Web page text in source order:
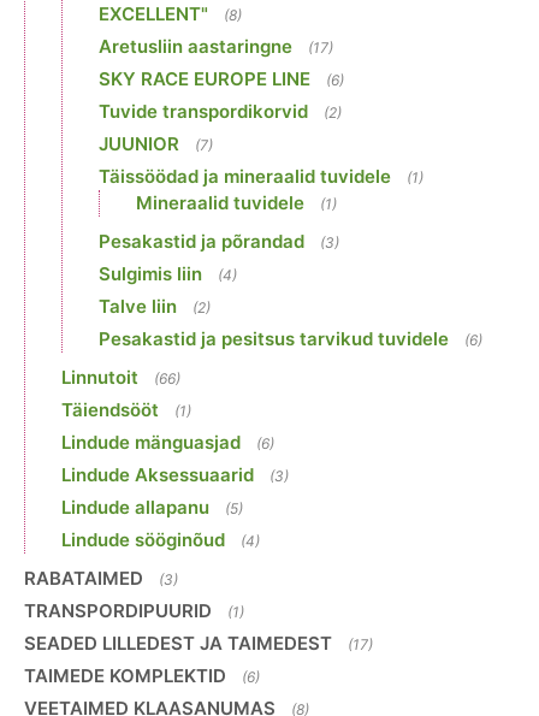
EXCELLENT"
(8)
Aretusliin aastaringne (17)
SKY RACE EUROPE LINE (6)
Tuvide transpordikorvid (2)
JUUNIOR (7)
Täissöödad ja mineraalid tuvidele (1)
Mineraalid tuvidele (1)
Pesakastid ja põrandad (3)
Sulgimis liin (4)
Talve liin (2)
Pesakastid ja pesitsus tarvikud tuvidele (6)
Linnutoit (66)
Täiendsööt (1)
Lindude mänguasjad (6)
Lindude Aksessuaarid (3)
Lindude allapanu (5)
Lindude sööginõud (4)
RABATAIMED (3)
TRANSPORDIPUURID (1)
SEADED LILLEDEST JA TAIMEDEST (17)
TAIMEDE KOMPLEKTID (6)
VEETAIMED KLAASANUMAS (8)